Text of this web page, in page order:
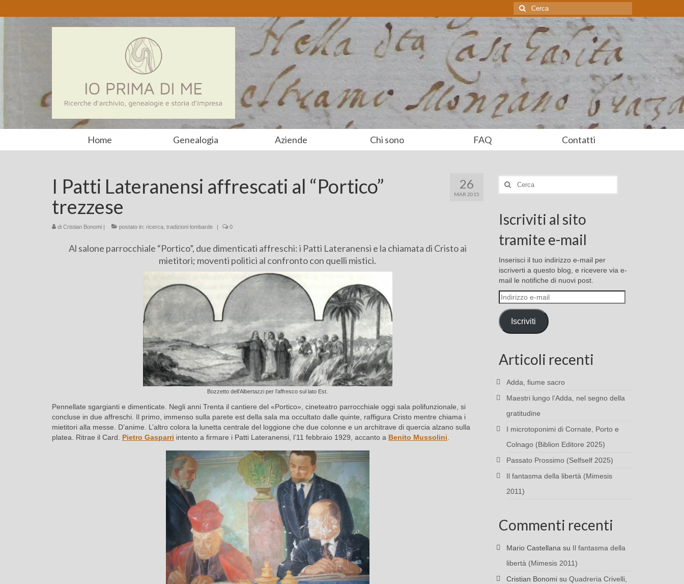
Cerca:
Home Genealogia Aziende Chi sono FAQ Contatti
26
MAR 2015
I Patti Lateranensi affrescati al “Portico”
trezzese
di Cristian Bonomi | postato in: ricerca tradizioni lombarde | 0
Al salone parrocchiale “Portico”, due dimenticati affreschi: i Patti Lateranensi e la chiamata di Cristo ai
mietitori; moventi politici al confronto con quelli mistici.
Bozzetto dell’Albertazzi per l’affresco sul lato Est.
Pennellate sgargianti e dimenticate. Negli anni Trenta il cantiere del «Portico», cineteatro parrocchiale oggi sala polifunzionale, si
concluse in due affreschi. Il primo, immenso sulla parete est della sala ma occultato dalle quinte, raffigura Cristo mentre chiama i
mietitori alla messe. D’anime. L’altro colora la lunetta centrale del loggione che due colonne e un architrave di quercia alzano sulla
platea. Ritrae il Card. Pietro Gasparri intento a firmare i Patti Lateranensi, l’11 febbraio 1929, accanto a Benito Mussolini.
Cerca:
Iscriviti al sito
tramite e-mail
Inserisci il tuo indirizzo e-mail per
iscriverti a questo blog, e ricevere via e-
mail le notifiche di nuovi post.
Indirizzo
e-
mail
Iscriviti
Articoli recenti
Adda, fiume sacro
Maestri lungo l’Adda, nel segno della
gratitudine
I microtoponimi di Cornate, Porto e
Colnago (Biblion Editore 2025)
Passato Prossimo (Selfself 2025)
Il fantasma della libertà (Mimesis
2011)
Commenti recenti
Mario Castellana su Il fantasma della
libertà (Mimesis 2011)
Cristian Bonomisu Quadreria Crivelli,